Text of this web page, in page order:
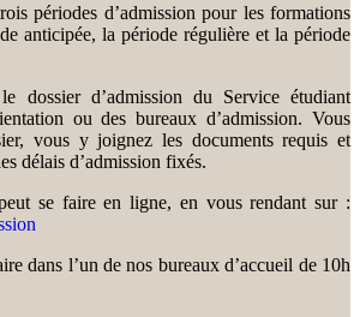
périodes d’admission pour les formations
anticipée, la période régulière et la période
dossier d’admission du Service étudiant
ou des bureaux d’admission. Vous
vous y joignez les documents requis et
délais d’admission fixés.
se faire en ligne, en vous rendant sur :
dans l’un de nos bureaux d’accueil de 10h